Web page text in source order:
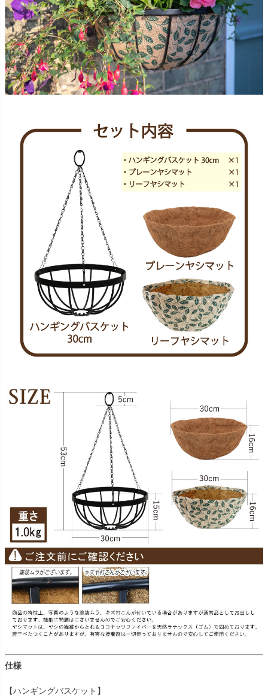
仕様
【ハンギングバスケット】